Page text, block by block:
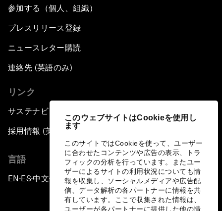
このウェブサイトはCookieを使用し
ます
このサイトではCookieを使って、ユーザー
に合わせたコンテンツや広告の表示、トラ
フィックの分析を行っています。またユー
ザーによるサイトの利用状況についても情
報を収集し、ソーシャルメディアや広告配
信、データ解析の各パートナーに情報を共
有しています。ここで収集された情報は、
ユーザーが各パートナーに提供した他の情
参加する（個人、組織）
プレスリリース登録
ニュースレター購読
連絡先 (英語のみ)
リンク
サステナビリティへの取り組み
採用情報 (英語のみ)
言語
EN ▪ES▪中文▪ 日本語